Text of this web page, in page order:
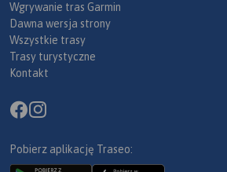
Wgrywanie tras Garmin
Dawna wersja strony
Wszystkie trasy
Trasy turystyczne
Kontakt
Pobierz aplikację Traseo: